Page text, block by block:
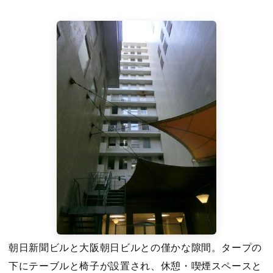
朝日新聞ビルと大阪朝日ビルとの僅かな隙間。タープの
下にテーブルと椅子が設置され、休憩・喫煙スペースと